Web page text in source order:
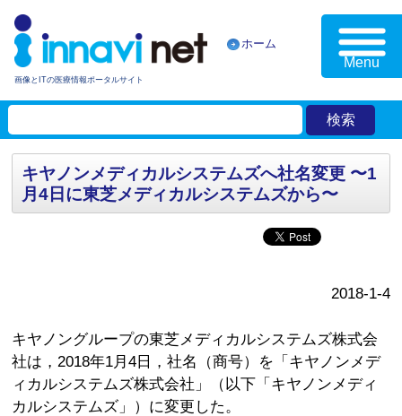
画像とITの医療情報ポータルサイト
ホーム
Menu
キヤノンメディカルシステムズへ社名変更 〜1
月4日に東芝メディカルシステムズから〜
2018-1-4
キヤノングループの東芝メディカルシステムズ株式会
社は，2018年1月4日，社名（商号）を「キヤノンメデ
ィカルシステムズ株式会社」（以下「キヤノンメディ
カルシステムズ」）に変更した。